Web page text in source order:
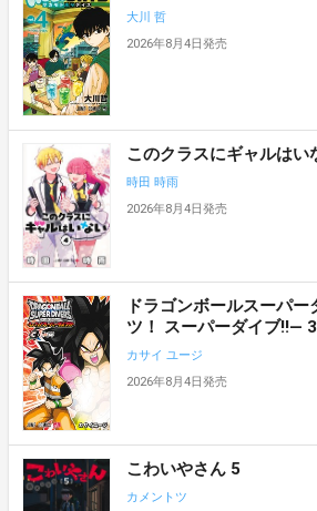
大川 哲
2026年8月4日発売
このクラスにギャルはい
時田 時雨
2026年8月4日発売
ドラゴンボールスーパ
ツ！ スーパーダイブ!!― 3
カサイ ユージ
2026年8月4日発売
こわいやさん 5
カメントツ